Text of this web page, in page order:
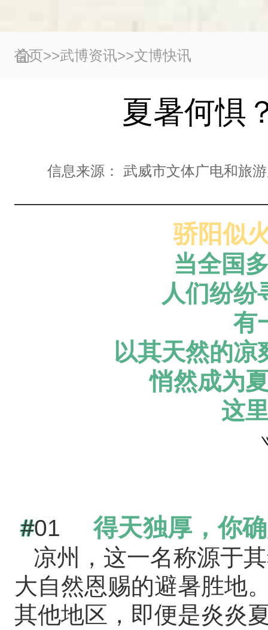
首页>>武博资讯>>文博快讯
夏暑何惧
信息来源：武威市文体广电和旅
骄阳似
当全国
人们纷纷
有
以其天然的凉
悄然成为
这
#01得天独厚，你
凉州，这一名称源于
大自然恩赐的避暑胜地
其他地区，即便是炎炎